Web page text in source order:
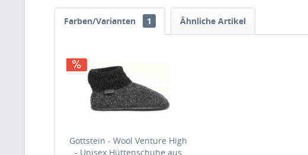
Farben/Varianten 1 Ähnliche Artikel
Gottstein - Wool Venture High
- Unisex Hüttenschuhe aus